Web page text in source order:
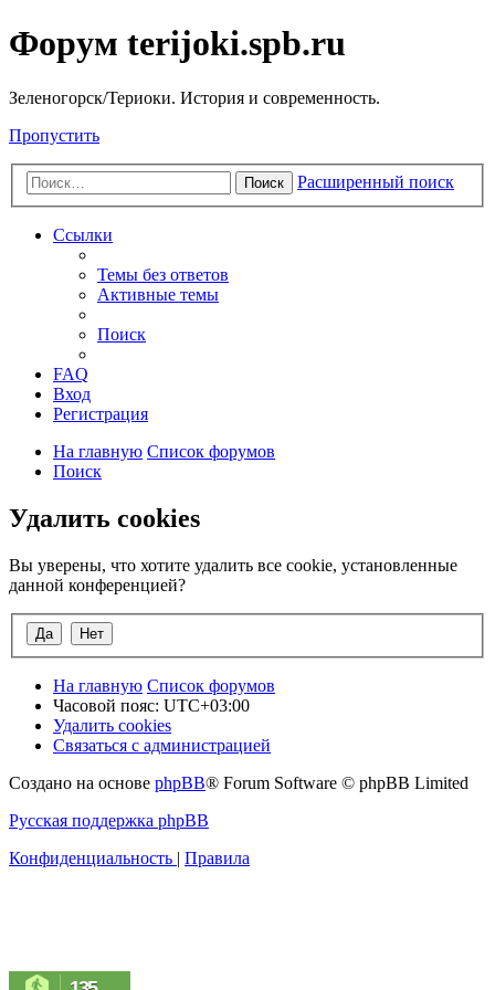
Форум terijoki.spb.ru
Зеленогорск/Териоки. История и современность.
Пропустить
Поиск Расширенный поиск
Ссылки
Темы без ответов
Активные темы
Поиск
FAQ
Вход
Регистрация
На главную Список форумов
Поиск
Удалить cookies
Вы уверены, что хотите удалить все cookie, установленные
данной конференцией?
На главную Список форумов
Часовой пояс: UTC+03:00
Удалить cookies
Связаться с администрацией
Создано на основе phpBB® Forum Software © phpBB Limited
Русская поддержка phpBB
Конфиденциальность | Правила